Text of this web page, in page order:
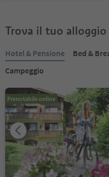
Trova il tuo
Hotel & Pensione Bed &
Campeggio
Prenotabile online